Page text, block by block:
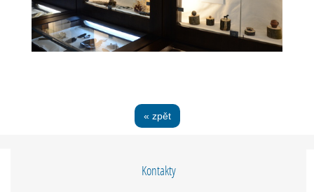
« zpět
Kontakty